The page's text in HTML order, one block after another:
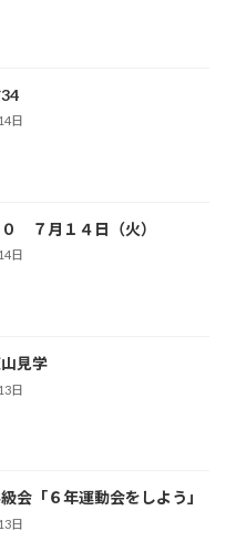
日
７月１４日（火）
日
見学
日
会「６年運動会をしよう」
日